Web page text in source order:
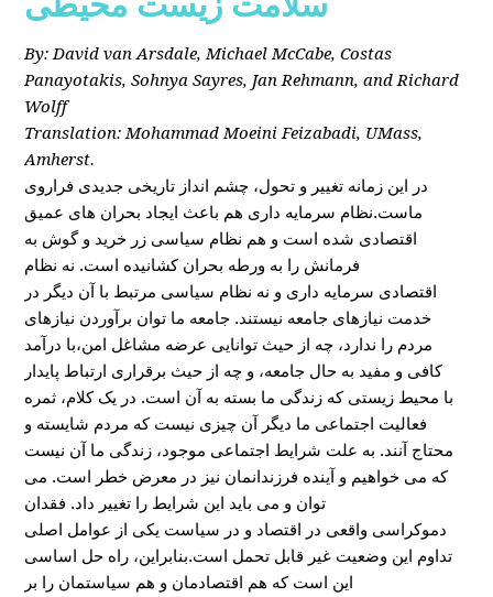
By: David van Arsdale, Michael McCabe, Costas
Panayotakis, Sohnya Sayres, Jan Rehmann, and Richard
Wolff
Translation: Mohammad Moeini Feizabadi, UMass,
Amherst.
در این زمانه تغییر و تحول، چشم انداز تاریخی جدیدی فراروی
ماست.نظام سرمایه داری هم باعث ایجاد بحران های عمیق
اقتصادی شده است و هم نظام سیاسی زر خرید و گوش به
فرمانش را به ورطه بحران کشانیده است. نه نظام
اقتصادی سرمایه داری و نه نظام سیاسی مرتبط با آن دیگر در
خدمت نیازهای جامعه نیستند. جامعه ما توان برآوردن نیازهای
مردم را ندارد، چه از حیث توانایی عرضه مشاغل امن،با درآمد
کافی و مفید به حال جامعه، و چه از حیث برقراری ارتباط پایدار
با محیط زیستی که زندگی ما بسته به آن است. در یک کلام، ثمره
فعالیت اجتماعی ما دیگر آن چیزی نیست که مردم شایسته و
محتاج آنند. به علت شرایط اجتماعی موجود، زندگی ما آن نیست
که می خواهیم و آینده فرزندانمان نیز در معرض خطر است. می
توان و می باید این شرایط را تغییر داد. فقدان
دموکراسی واقعی در اقتصاد و در سیاست یکی از عوامل اصلی
تداوم این وضعیت غیر قابل تحمل است.بنابراین، راه حل اساسی
این است که هم اقتصادمان و هم سیاستمان را بر